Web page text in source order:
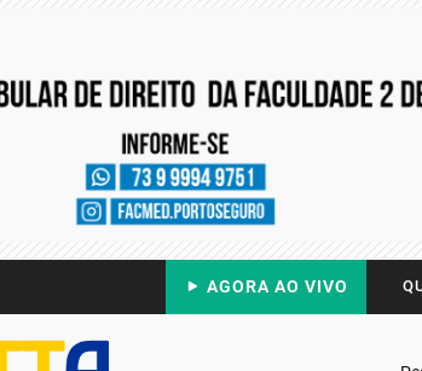
AGORA AO VIVO